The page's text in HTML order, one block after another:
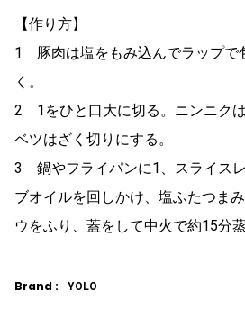
【作り方】
1 豚肉は塩をもみ込んでラップで
く。
2 1をひと口大に切る。ニンニク
ベツはざく切りにする。
3 鍋やフライパンに1、スライス
ブオイルを回しかけ、塩ふたつま
ウをふり、蓋をして中火で約15分
Brand : YOLO